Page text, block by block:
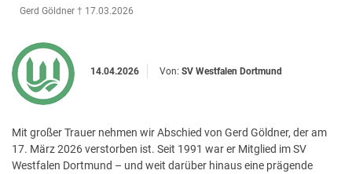
Gerd Göldner † 17.03.2026
14.04.2026 Von: SV Westfalen Dortmund
Mit großer Trauer nehmen wir Abschied von Gerd Göldner, der am
17. März 2026 verstorben ist. Seit 1991 war er Mitglied im SV
Westfalen Dortmund – und weit darüber hinaus eine prägende